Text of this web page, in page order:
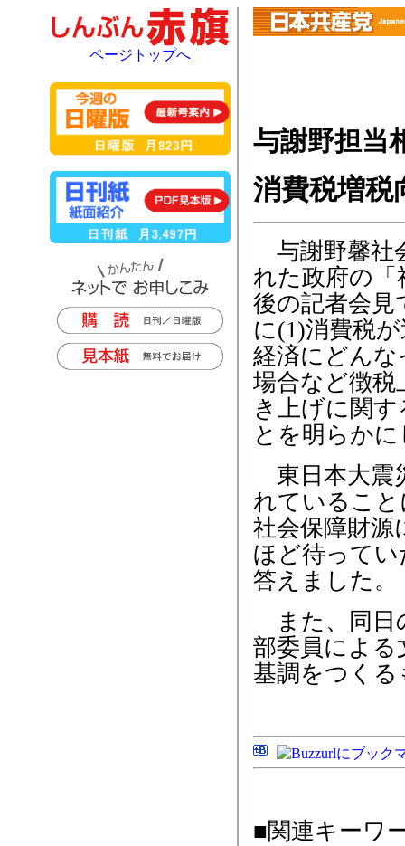
与謝野担当
消費税増税
与謝野馨社
れた政府の「
後の記者会見
に(1)消費税
経済にどん
場合など徴
き上げに関
とを明らか
東日本大震
れているこ
社会保障財源
ほど待って
答えました。
また、同日
部委員によ
基調をつく
■関連キーワ
ページトップへ